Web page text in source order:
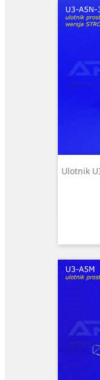
Ulotnik